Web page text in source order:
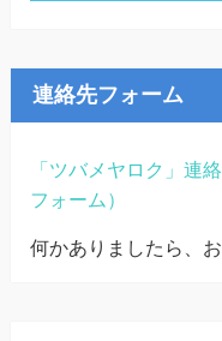
連絡先フォーム
「ツバメヤロク」連
フォーム）
何かありましたら、